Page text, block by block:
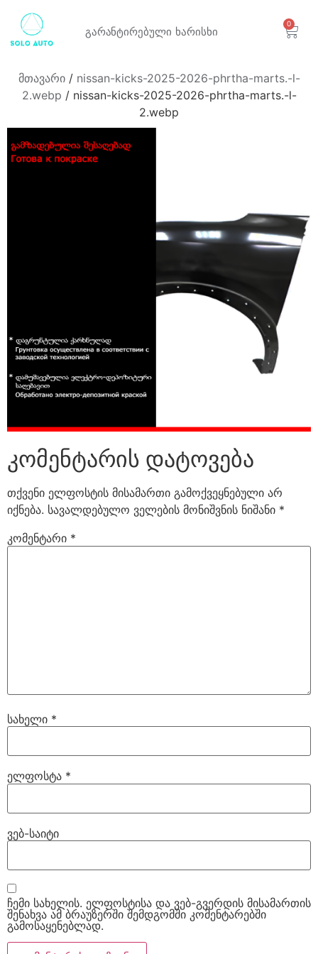
გარანტირებული ხარისხი
0
მთავარი/ nissan-kicks-2025-2026-phrtha-marts.-l-
2.webp / nissan-kicks-2025-2026-phrtha-marts.-l-
2.webp
კომენტარის დატოვება
თქვენი ელფოსტის მისამართი გამოქვეყნებული არ
იქნება. სავალდებულო ველების მონიშვნის ნიშანი *
კომენტარი *
სახელი *
ელფოსტა *
ვებ-საიტი
ჩემი სახელის. ელფოსტისა და ვებ-გვერდის მისამართის
შენახვა ამ ბრაუზერში შემდგომში კომენტარებში
გამოსაყენებლად.